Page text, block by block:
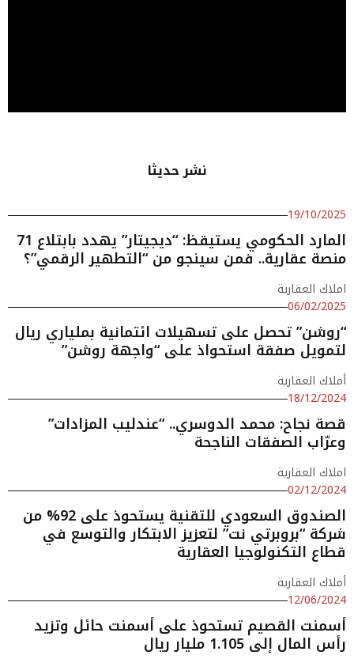
نشر حديثا
19/10/2025
المارد الحكومي يستيقظ: “ديجيتار” يهدد بابتلاع 71
منصة عقارية.. فمن سينجو من “التطهير الرقمي”؟
املاك العقارية
06/02/2025
“روشن” تحصل على تسهيلات ائتمانية بملياري ريال
لتمويل صفقة استحواذ على “واجهة روشن”
أملاك العقارية
18/12/2024
قصة نجاح: محمد الدوسري.. “عندليب المزادات”
وعرّاب الصفقات الناجحة
املاك العقارية
02/12/2024
الصندوق السعودي للتقنية يستحوذ على 92% من
شركة “بروبرتي نت” لتعزيز الابتكار والتوسع في
قطاع التكنولوجيا العقارية
أملاك العقارية
12/06/2024
أسمنت القصيم تستحوذ على أسمنت حائل وتزيد
رأس المال إلى 1.105 مليار ريال